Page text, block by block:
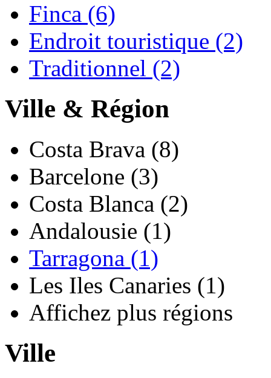
Finca (6)
Endroit touristique (2)
Traditionnel (2)
Ville & Région
Costa Brava (8)
Barcelone (3)
Costa Blanca (2)
Andalousie (1)
Tarragona (1)
Les Iles Canaries (1)
Affichez plus régions
Ville